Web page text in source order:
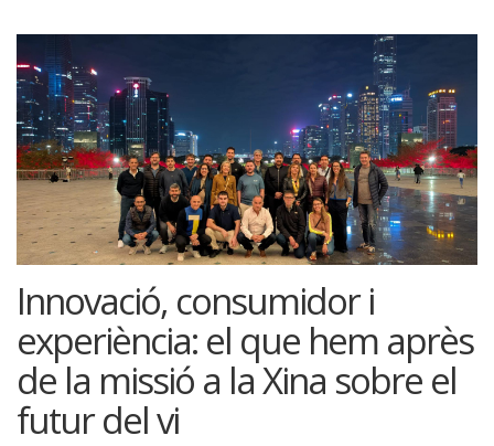
Innovació, consumidor i
experiència: el que hem après
de la missió a la Xina sobre el
futur del vi